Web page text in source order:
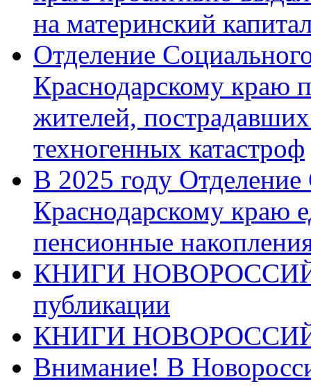
на материнский
Отделение
Краснодарскому краю
жителей,
техногенных катастроф
В 2025 году
Краснодарскому краю
пенсионные
КНИГИ
публикации
КНИГИ
Внимание! В